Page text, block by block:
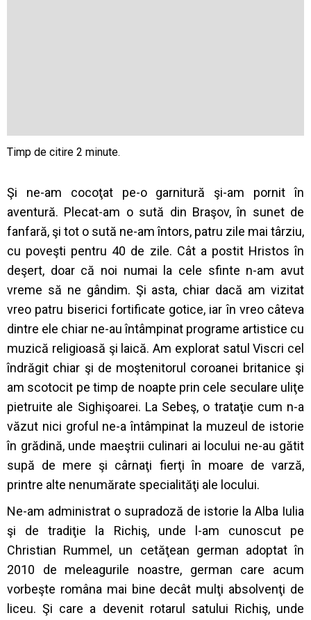
Şi ne-am cocoţat pe-o garnitură şi-am pornit în
aventură. Plecat-am o sută din Braşov, în sunet de
fanfară, şi tot o sută ne-am întors, patru zile mai târziu,
cu poveşti pentru 40 de zile. Cât a postit Hristos în
deşert, doar că noi numai la cele sfinte n-am avut
vreme să ne gândim. Şi asta, chiar dacă am vizitat
vreo patru biserici fortificate gotice, iar în vreo câteva
dintre ele chiar ne-au întâmpinat programe artistice cu
muzică religioasă şi laică. Am explorat satul Viscri cel
îndrăgit chiar şi de moştenitorul coroanei britanice şi
am scotocit pe timp de noapte prin cele seculare uliţe
pietruite ale Sighişoarei. La Sebeş, o trataţie cum n-a
văzut nici groful ne-a întâmpinat la muzeul de istorie
în grădină, unde maeştrii culinari ai locului ne-au gătit
supă de mere şi cârnaţi fierţi în moare de varză,
printre alte nenumărate specialităţi ale locului.
Ne-am administrat o supradoză de istorie la Alba Iulia
şi de tradiţie la Richiş, unde l-am cunoscut pe
Christian Rummel, un cetăţean german adoptat în
2010 de meleagurile noastre, german care acum
vorbeşte româna mai bine decât mulţi absolvenţi de
liceu. Şi care a devenit rotarul satului Richiş, unde